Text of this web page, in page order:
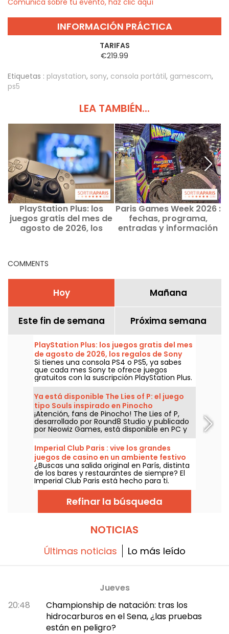
Comunica sobre tu evento, haz clic aquí
INFORMACIÓN PRÁCTICA
TARIFAS
€219.99
Etiquetas : playstation, sony, consola portátil, gamescom,
ps5
LEA TAMBIÉN...
PlayStation Plus: los
juegos gratis del mes de
agosto de 2026, los
Paris Games Week 2026 :
fechas, programa,
entradas y información
COMMENTS
Hoy Mañana
Este fin de semana Próxima semana
PlayStation Plus: los juegos gratis del mes
de agosto de 2026, los regalos de Sony
que no te puedes perder
Si tienes una consola PS4 o PS5, ya sabes
que cada mes Sony te ofrece juegos
gratuitos con la suscripción PlayStation Plus.
Entonces, ¿cuáles son los juegos gratuitos
de agosto de 2026? Descubre la selección
de este mes.
Ya está disponible The Lies of P: el juego
tipo Souls inspirado en Pinocho
¡Atención, fans de Pinocho! The Lies of P,
desarrollado por Round8 Studio y publicado
por Neowiz Games, está disponible en PC y
consolas desde el 19 de septiembre de 2023.
Un juego tipo Souls inspirado más en el
cuento de Carlo Collodi que en la versión
animada de Disney... ¡Echa un vistazo al
último tráiler desvelado en la Gamescom
2023!
Imperial Club Paris : vive los grandes
juegos de casino en un ambiente festivo
en el corazón del 13º distrito
¿Buscas una salida original en París, distinta
de los bares y restaurantes de siempre? El
Imperial Club Paris está hecho para ti.
Ubicado en el 23 de la avenida d'Ivry, en el
distrito 13, este club de juegos, abierto todos
los días de 14:00 a 6:00, propone una
experiencia completa al estilo de los
novatos como para jugadores
experimentados, en un ambiente festivo y
otro lugar de París.
Refinar la búsqueda
NOTICIAS
Últimas noticias Lo más leído
Jueves
20:48
Championship de natación: tras los
hidrocarburos en el Sena, ¿las pruebas
están en peligro?